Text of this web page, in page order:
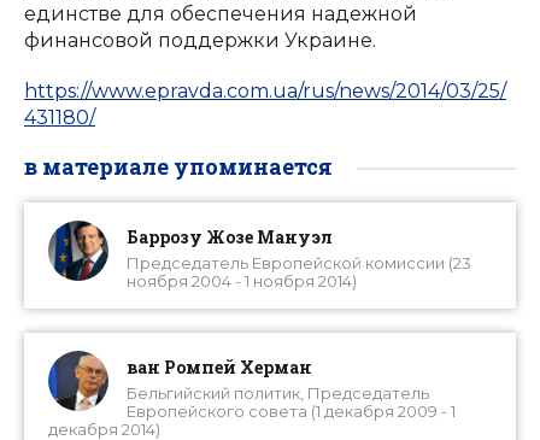
единстве для обеспечения надежной
финансовой поддержки Украине.
https://www.epravda.com.ua/rus/news/2014/03/25/
431180/
в материале упоминается
Баррозу Жозе Мануэл
Председатель Европейской комиссии (23
ноября 2004 - 1 ноября 2014)
ван Ромпей Херман
Бельгийский политик, Председатель
Европейского совета (1 декабря 2009 - 1
декабря 2014)